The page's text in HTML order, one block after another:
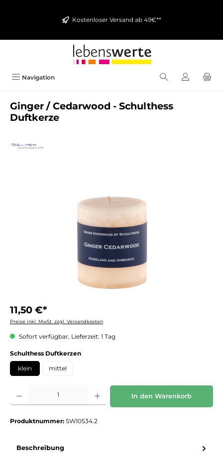
Kostenloser Versand ab 49€**
Navigation
Ginger / Cedarwood - Schulthess
Duftkerze
11,50 €*
Preise inkl. MwSt. zzgl. Versandkosten
Sofort verfügbar, Lieferzeit: 1 Tag
Schulthess Duftkerzenauswählen
klein mittel
Produkt Anzahl: Gib den gewünschten Wert ein oder benutze die Schaltflächen um
In den Warenkorb
Produktnummer: SW10534.2
Beschreibung